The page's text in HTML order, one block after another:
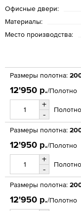
Офисные двери:
Материалы:
Место производства:
Размеры полотна:
12'950 р./Полотно
+
-
Полотно
Размеры полотна:
12'950 р./Полотно
+
-
Полотно
Размеры полотна:
12'950 р./Полотно